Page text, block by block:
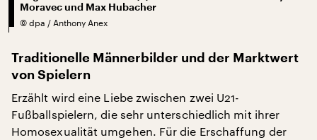
Moravec und Max Hubacher
© dpa / Anthony Anex
Traditionelle Männerbilder und der Marktwert
von Spielern
Erzählt wird eine Liebe zwischen zwei U21-
Fußballspielern, die sehr unterschiedlich mit ihrer
Homosexualität umgehen. Für die Erschaffung der